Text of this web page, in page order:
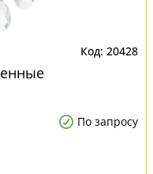
20428
По запросу